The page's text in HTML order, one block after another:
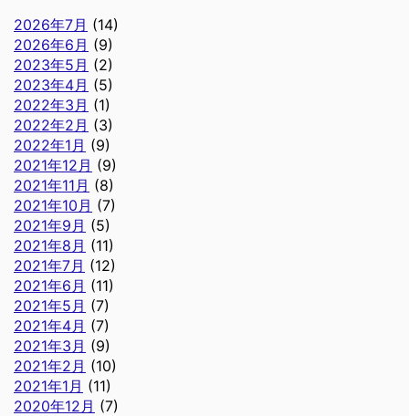
2026年7月 (14)
2026年6月 (9)
2023年5月 (2)
2023年4月 (5)
2022年3月 (1)
2022年2月 (3)
2022年1月 (9)
2021年12月 (9)
2021年11月 (8)
2021年10月 (7)
2021年9月 (5)
2021年8月 (11)
2021年7月 (12)
2021年6月 (11)
2021年5月 (7)
2021年4月 (7)
2021年3月 (9)
2021年2月 (10)
2021年1月 (11)
2020年12月 (7)